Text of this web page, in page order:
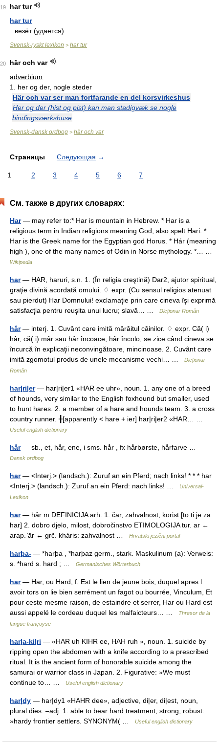
19
har tur
har tur
везёт (удается)
Svensk-ryskt lexikon > har tur
20
här och var
adverbium
1. her og der, nogle steder
Här och var ser man fortfarande en del korsvirkeshus
Her og der (hist og pist) kan man stadigvæk se nogle
bindingsværkshuse
Svensk-dansk ordbog > här och var
Страницы Следующая →
1 2 3 4 5 6 7
См. также в других словарях:
Har— may refer to:* Har is mountain in Hebrew. * Har is a
religious term in Indian religions meaning God, also spelt Hari. *
Har is the Greek name for the Egyptian god Horus. * Hár (meaning
high ), one of the many names of Odin in Norse mythology. *… …
Wikipedia
har— HAR, haruri, s.n. 1. (În religia creştină) Dar2, ajutor spiritual,
graţie divină acordată omului. ♢ expr. (Cu sensul religios atenuat
sau pierdut) Har Domnului! exclamaţie prin care cineva îşi exprimă
satisfacţia pentru reuşita unui lucru; slavă… …
Dicționar Român
hâr— interj. 1. Cuvânt care imită mârâitul câinilor. ♢ expr. Că( i)
hâr, că( i) mâr sau hâr încoace, hâr încolo, se zice când cineva se
încurcă în explicaţii neconvingătoare, mincinoase. 2. Cuvânt care
imită zgomotul produs de unele mecanisme vechi… …
Dicționar
Român
har|ri|er— har|ri|er1 «HAR ee uhr», noun. 1. any one of a breed
of hounds, very similar to the English foxhound but smaller, used
to hunt hares. 2. a member of a hare and hounds team. 3. a cross
country runner. ╂[apparently < hare + ier] har|ri|er2 «HAR… …
Useful english dictionary
hår— sb., et, hår, ene, i sms. hår , fx hårbørste, hårfarve …
Dansk ordbog
har— <Interj.> (landsch.): Zuruf an ein Pferd; nach links! * * * har
<Interj.> (landsch.): Zuruf an ein Pferd: nach links! …
Universal-
Lexikon
har— hȃr m DEFINICIJA arh. 1. čar, zahvalnost, korist [to ti je za
har] 2. dobro djelo, milost, dobročinstvo ETIMOLOGIJA tur. ar ←
arap. ̔ār ← grč. kháris: zahvalnost …
Hrvatski jezični portal
harþa- — *harþa , *harþaz germ., stark. Maskulinum (a): Verweis:
s. *hard s. hard ; …
Germanisches Wörterbuch
har— Har, ou Hard, f. Est le lien de jeune bois, duquel apres l
avoir tors on lie bien serrément un fagot ou bourrée, Vinculum, Et
pour ceste mesme raison, de estaindre et serrer, Har ou Hard est
aussi appelé le cordeau duquel les malfaicteurs… …
Thresor de la
langue françoyse
har|a-ki|ri — «HAR uh KIHR ee, HAH ruh », noun. 1. suicide by
ripping open the abdomen with a knife according to a prescribed
ritual. It is the ancient form of honorable suicide among the
samurai or warrior class in Japan. 2. Figurative: »We must
continue to… …
Useful english dictionary
har|dy — har|dy1 «HAHR dee», adjective, di|er, di|est, noun,
plural dies. –adj. 1. able to bear hard treatment; strong; robust:
»hardy frontier settlers. SYNONYM( …
Useful english dictionary